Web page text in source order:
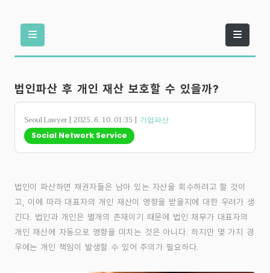
법인파산 후 개인 재산 보호할 수 있을까?
Seoul Lawyer | 2025. 6. 10. 01:35 | 기업파산
Social Network Service
법인이 파산하면 채권자들은 남아 있는 자산을 회수하려고 할 것이
고, 이에 따라 대표자의 개인 재산이 영향을 받을지에 대한 우려가 생
긴다. 법인과 개인은 별개의 존재이기 때문에 법인 채무가 대표자의
개인 재산에 자동으로 영향을 미치는 것은 아니다. 하지만 몇 가지 경
우에는 개인 책임이 발생할 수 있어 주의가 필요하다.